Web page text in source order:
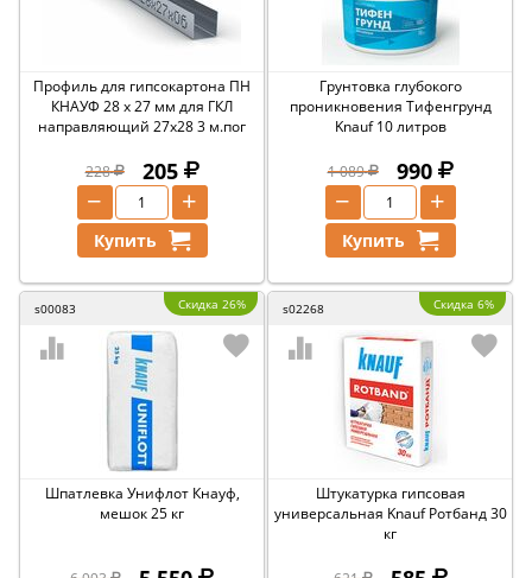
Профиль для гипсокартона ПН
КНАУФ 28 х 27 мм для ГКЛ
направляющий 27х28 3 м.пог
228 205
+
−
Купить
Грунтовка глубокого
проникновения Тифенгрунд
Knauf 10 литров
1 089 990
+
−
Купить
s00083 Скидка 26%
Шпатлевка Унифлот Кнауф,
мешок 25 кг
s02268 Скидка 6%
Штукатурка гипсовая
универсальная Knauf Ротбанд 30
кг